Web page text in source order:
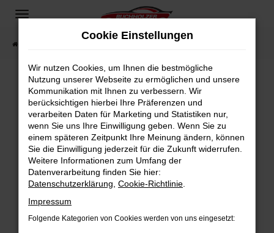
Zum
springen
Fahrzeugsuche
Fehler: Network Error
Beim Laden ist ein Fehler aufgetreten.
Hier sind ein paar Tipps, die dir helfen können:
Überprüfe deine Firewall und deine
Internetverbindung.
Laden andere Webseiten, zum Beispiel deine
Suchmaschine?
Prüfe deine Browsererweiterungen.
Cookie Einstellungen
Wir nutzen Cookies, um Ihnen die bestmögliche
Nutzung unserer Webseite zu ermöglichen und unsere
Kommunikation mit Ihnen zu verbessern. Wir
berücksichtigen hierbei Ihre Präferenzen und
verarbeiten Daten für Marketing und Statistiken nur,
wenn Sie uns Ihre Einwilligung geben. Wenn Sie zu
einem späteren Zeitpunkt Ihre Meinung ändern, können
Sie die Einwilligung jederzeit für die Zukunft widerrufen.
Weitere Informationen zum Umfang der
Datenverarbeitung finden Sie hier:
Datenschutzerklärung Cookie-Richtlinie
Impressum
Folgende Kategorien von Cookies werden von uns eingesetzt: